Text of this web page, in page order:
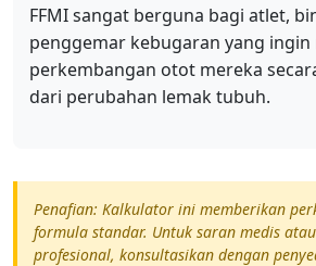
FFMI sangat berguna bagi atlet,
penggemar kebugaran yang ingin
perkembangan otot mereka
dari perubahan lemak tubuh.
Penafian: Kalkulator ini memberikan
formula standar. Untuk saran medis
profesional, konsultasikan dengan